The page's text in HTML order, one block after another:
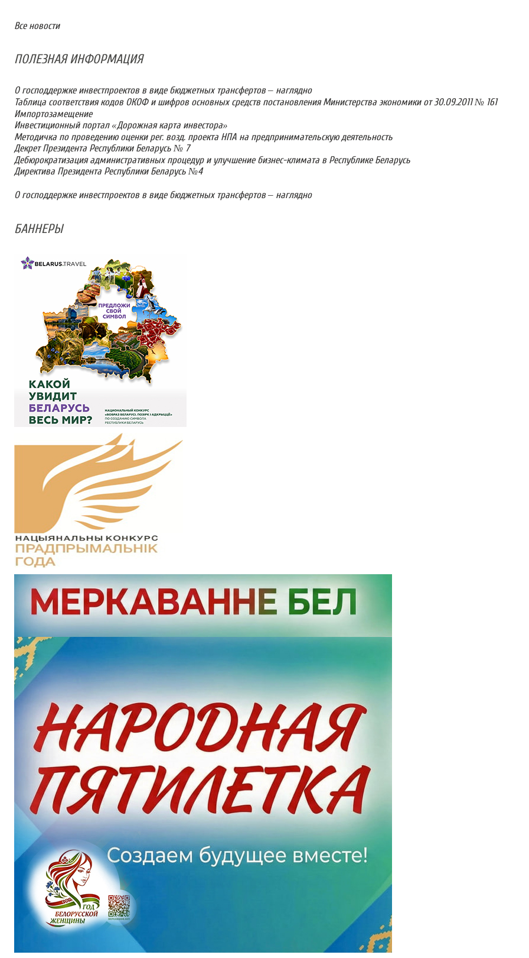
Все новости
ПОЛЕЗНАЯ ИНФОРМАЦИЯ
О господдержке инвестпроектов в виде бюджетных трансфертов – наглядно
Таблица соответствия кодов ОКОФ и шифров основных средств постановления Министерства экономики от 30.09.2011 № 161
Импортозамещение
Инвестиционный портал «Дорожная карта инвестора»
Методичка по проведению оценки рег. возд. проекта НПА на предпринимательскую деятельность
Декрет Президента Республики Беларусь № 7
Дебюрократизация административных процедур и улучшение бизнес-климата в Республике Беларусь
Директива Президента Республики Беларусь №4
О господдержке инвестпроектов в виде бюджетных трансфертов – наглядно
БАННЕРЫ